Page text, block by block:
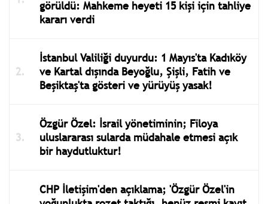
görüldü: Mahkeme heyeti 15 kişi için tahliye
kararı verdi
İstanbul Valiliği duyurdu: 1 Mayıs'ta Kadıköy
ve Kartal dışında Beyoğlu, Şişli, Fatih ve
Beşiktaş'ta gösteri ve yürüyüş yasak!
Özgür Özel: İsrail yönetiminin; Filoya
uluslararası sularda müdahale etmesi açık
bir haydutluktur!
CHP İletişim'den açıklama; 'Özgür Özel'in